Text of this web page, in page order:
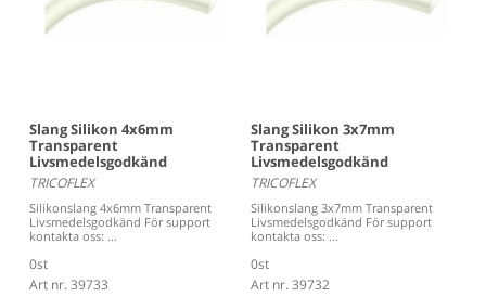
Slang Silikon 4x6mm
Transparent
Livsmedelsgodkänd
TRICOFLEX
Silikonslang 4x6mm Transparent
Livsmedelsgodkänd För support
kontakta oss: ...
0st
Art nr. 39733
Slang Silikon 3x7mm
Transparent
Livsmedelsgodkänd
TRICOFLEX
Silikonslang 3x7mm Transparent
Livsmedelsgodkänd För support
kontakta oss: ...
0st
Art nr. 39732